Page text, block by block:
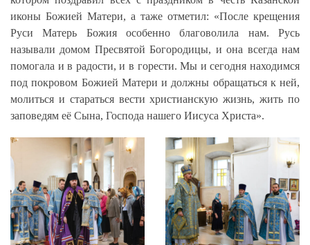
иконы Божией Матери, а таже отметил: «После крещения
Руси Матерь Божия особенно благоволила нам. Русь
называли домом Пресвятой Богородицы, и она всегда нам
помогала и в радости, и в горести. Мы и сегодня находимся
под покровом Божией Матери и должны обращаться к ней,
молиться и стараться вести христианскую жизнь, жить по
заповедям её Сына, Господа нашего Иисуса Христа».